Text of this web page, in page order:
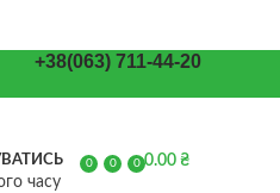
+38(063) 711-44-20
0 0
0 0.00 ₴
часу